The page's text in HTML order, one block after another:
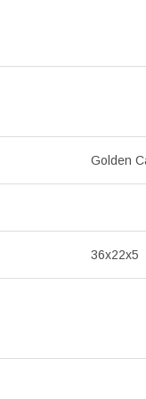
Golden
36x22x5